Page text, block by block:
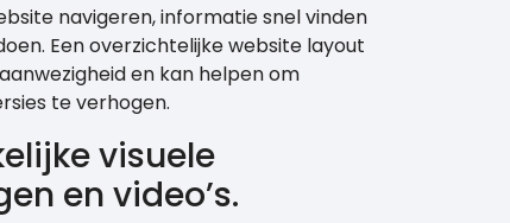
navigeren, informatie snel vinden
Een overzichtelijke website layout
en kan helpen om
te verhogen.
visuele
en video’s.